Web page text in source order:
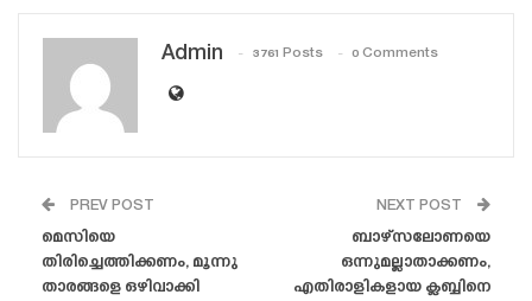
Admin 3761 Posts 0 Comments
PREV POST
മെസിയെ
തിരിച്ചെത്തിക്കണം, മൂന്നു
താരങ്ങളെ ഒഴിവാക്കി
NEXT POST
ബാഴ്‌സലോണയെ
ഒന്നുമല്ലാതാക്കണം,
എതിരാളികളായ ക്ലബ്ബിനെ